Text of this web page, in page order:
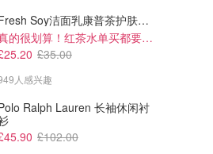
棕
£305.00
黑色
THE OUTNET
Fresh Soy洁面乳康普茶护肤套装 100ml
真的很划算！红茶水单买都要£35！
£35.00
人感兴趣
Ralph Lauren 长袖休闲衬
£102.00